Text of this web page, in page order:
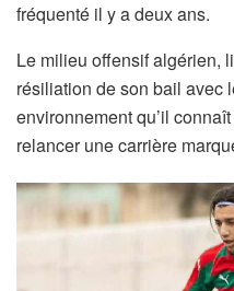
fréquenté il y a deux ans.
Le milieu offensif algérien,
résiliation de son bail avec
environnement qu’il
relancer une carrière